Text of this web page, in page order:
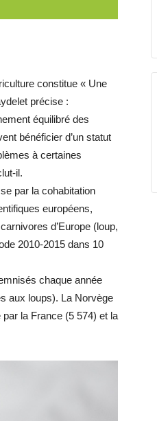
constitue « Une
précise :
équilibré des
bénéficier d’un statut
à certaines
il.
par la cohabitation
européens,
d’Europe (loup,
2010-2015 dans 10
chaque année
aux loups). La Norvège
la France (5 574) et la